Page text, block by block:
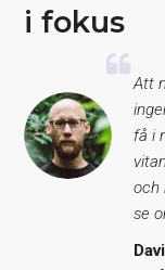
i fokus
Att
få i
och
se